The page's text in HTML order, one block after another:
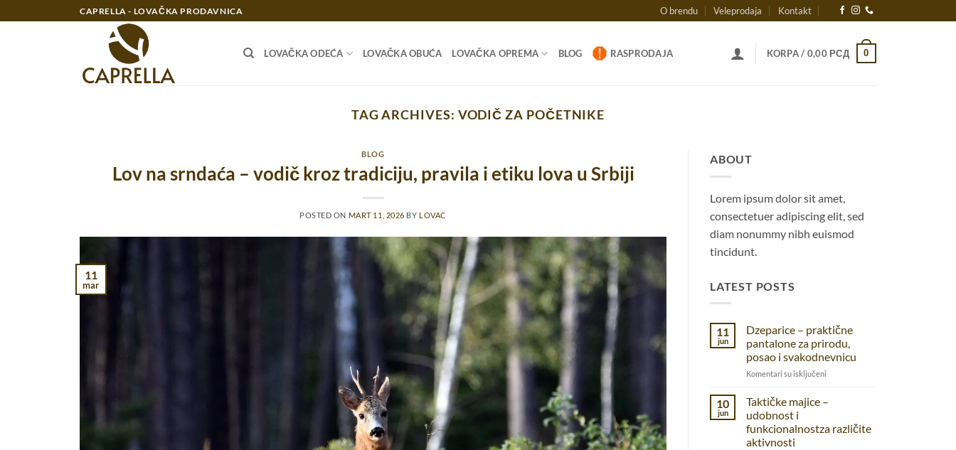
na
CAPRELLA - LOVAČKA PRODAVNICA O brendu Veleprodaja Kontakt
LOVAČKA ODEĆA LOVAČKA OBUĆA LOVAČKA OPREMA BLOG RASPRODAJA KORPA / 0,00 РСД 0
TAG ARCHIVES: VODIČ ZA POČETNIKE
BLOG
Lov na srndaća – vodič kroz tradiciju, pravila i etiku lova u Srbiji
POSTED ON MART 11, 2026 BY LOVAC
11
mar
ABOUT
Lorem ipsum dolor sit amet,
consectetuer adipiscing elit, sed
diam nonummy nibh euismod
tincidunt.
LATEST POSTS
11
jun
Dzeparice – praktične
pantalone za prirodu,
posao i svakodnevnicu
Komentari su isključeni
za
10
jun
Taktičke majice –
udobnost i
funkcionalnostza različite
aktivnosti